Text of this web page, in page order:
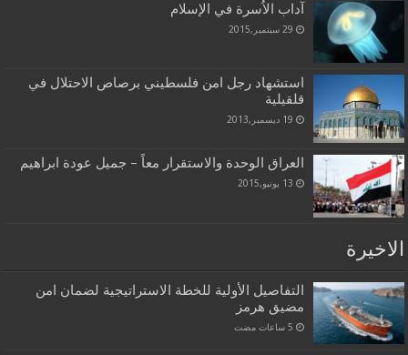
آداب الاُسرة في الإسلام
29 سبتمبر,2015
استشهاد رجل امن فلسطيني برصاص الاحتلال في
قلقيلية
19 ديسمبر,2013
العراق الوحدة والاستقرار معاً – جميل عودة ابراهيم
13 يونيو,2015
الاخيرة
التفاصيل الأولية للخطة الاستراتيجية لضمان امن
مضيق هرمز